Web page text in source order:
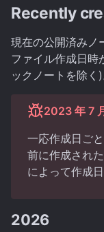
Recently
現在の公開済みノ
ファイル作成日時
ックノートを除く)
2023 年 7
一応作成日ご
前に作成され
によって作成
2026